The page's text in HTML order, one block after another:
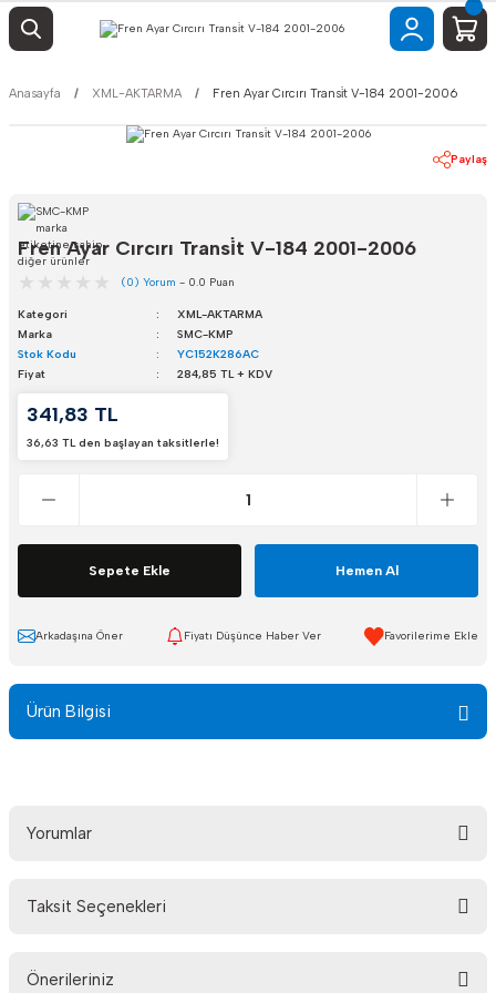
Anasayfa XML-AKTARMA Fren Ayar Cırcırı Transi̇t V-184 2001-2006
Paylaş
Fren Ayar Cırcırı Transi̇t V-184 2001-2006
(0) Yorum - 0.0 Puan
Kategori
XML-AKTARMA
Marka
SMC-KMP
Stok Kodu
YC152K286AC
Fiyat
284,85 TL + KDV
341,83 TL
36,63 TL den başlayan taksitlerle!
Sepete Ekle Hemen Al
Arkadaşına Öner Fiyatı Düşünce Haber Ver
Ürün Bilgisi
Yorumlar
Taksit Seçenekleri
Önerileriniz